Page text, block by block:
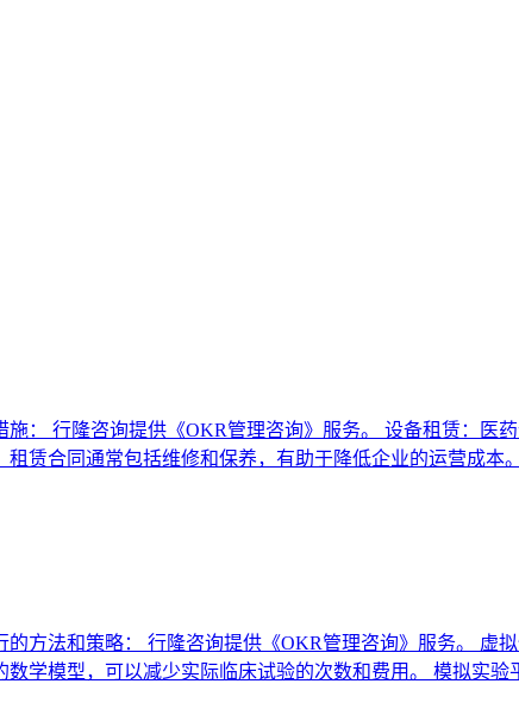
： 行隆咨询提供《OKR管理咨询》服务。 设备租赁：医
赁合同通常包括维修和保养，有助于降低企业的运营成本
方法和策略： 行隆咨询提供《OKR管理咨询》服务。 虚
学模型，可以减少实际临床试验的次数和费用。 模拟实验